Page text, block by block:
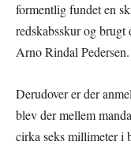
formentlig fundet en
redskabsskur og
Arno Rindal
Derudover er der
blev der mellem
cirka seks millimeter i